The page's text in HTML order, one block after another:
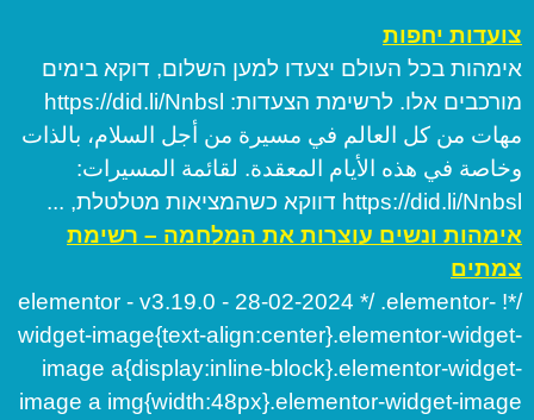
צועדות יחפות
אימהות בכל העולם יצעדו למען השלום, דוקא בימים
מורכבים אלו. לרשימת הצעדות: https://did.li/Nnbsl
مهات من كل العالم في مسيرة من أجل السلام، بالذات
وخاصة في هذه الأيام المعقدة. لقائمة المسيرات:
https://did.li/Nnbsl דווקא כשהמציאות מטלטלת, ...
אימהות ונשים עוצרות את המלחמה – רשימת
צמתים
/*! elementor - v3.19.0 - 28-02-2024 */ .elementor-
widget-image{text-align:center}.elementor-widget-
image a{display:inline-block}.elementor-widget-
image a img{width:48px}.elementor-widget-image